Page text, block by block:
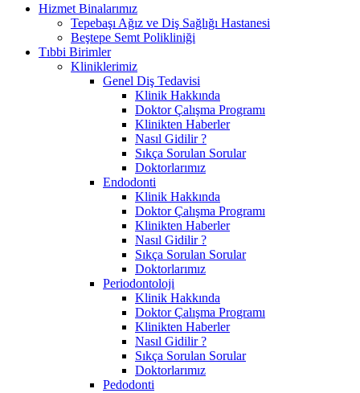
Hizmet Binalarımız
Tepebaşı Ağız ve Diş Sağlığı Hastanesi
Beştepe Semt Polikliniği
Tıbbi Birimler
Kliniklerimiz
Genel Diş Tedavisi
Klinik Hakkında
Doktor Çalışma Programı
Klinikten Haberler
Nasıl Gidilir ?
Sıkça Sorulan Sorular
Doktorlarımız
Endodonti
Klinik Hakkında
Doktor Çalışma Programı
Klinikten Haberler
Nasıl Gidilir ?
Sıkça Sorulan Sorular
Doktorlarımız
Periodontoloji
Klinik Hakkında
Doktor Çalışma Programı
Klinikten Haberler
Nasıl Gidilir ?
Sıkça Sorulan Sorular
Doktorlarımız
Pedodonti